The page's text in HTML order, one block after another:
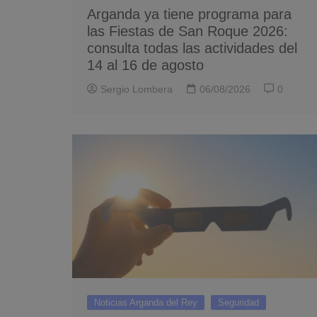
Arganda ya tiene programa para
las Fiestas de San Roque 2026:
consulta todas las actividades del
14 al 16 de agosto
Sergio Lombera 06/08/2026 0
Noticias Arganda del Rey Seguridad